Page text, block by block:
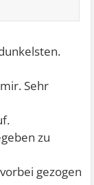
Sehr
zu
gezogen